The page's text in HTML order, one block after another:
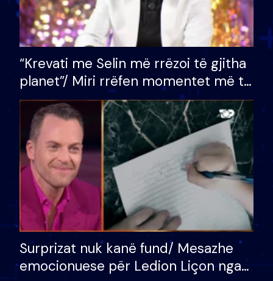
“Krevati me Selin më rrëzoi të gjitha
planet”/ Miri rrëfen momentet më të
bukura në shtëpinë e BB VIP: Do më
mungojë zilja e mëngjesit kur…
Surprizat nuk kanë fund/ Mesazhe
emocionuese për Ledion Liçon nga